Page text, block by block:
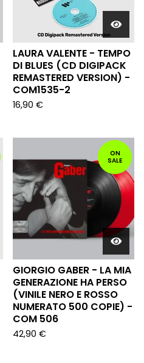
LAURA VALENTE - TEMPO
DI BLUES (CD DIGIPACK
REMASTERED VERSION) -
COM1535-2
16,90 €
ON
SALE
GIORGIO GABER - LA MIA
GENERAZIONE HA PERSO
(VINILE NERO E ROSSO
NUMERATO 500 COPIE) -
COM 506
42,90 €